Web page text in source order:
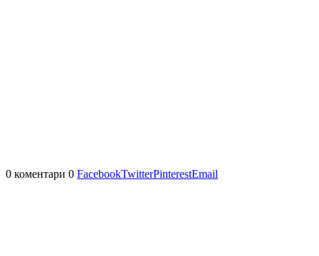
0 коментари 0 FacebookTwitterPinterestEmail